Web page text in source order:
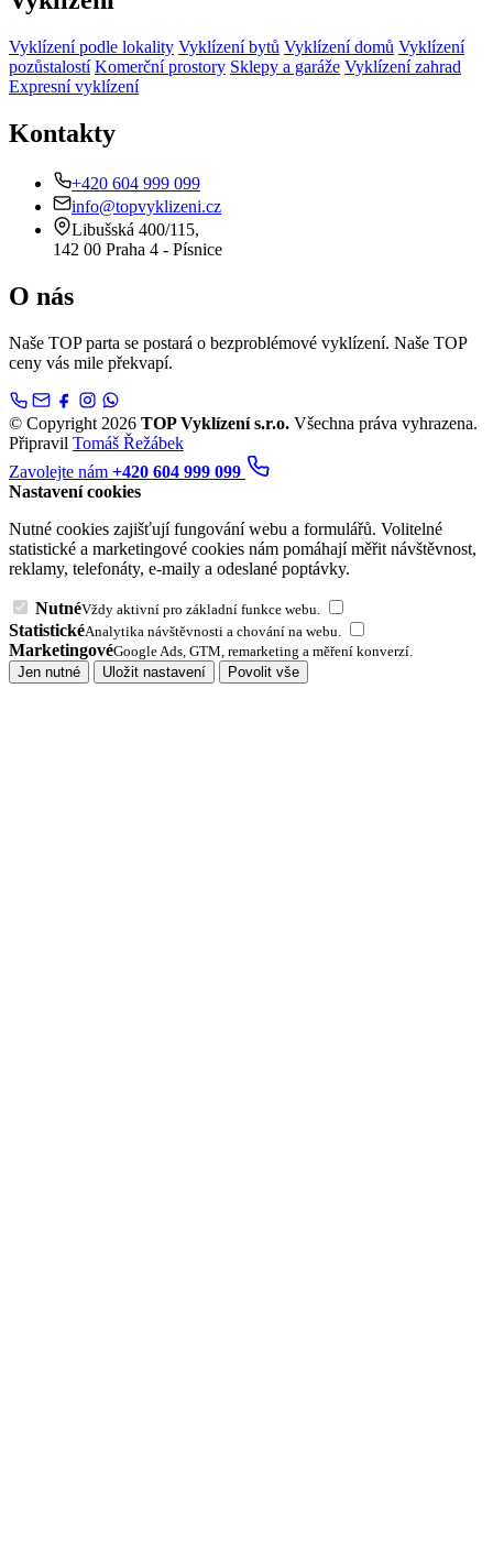
Vyklízení podle lokality Vyklízení bytů Vyklízení domů Vyklízení
pozůstalostí Komerční prostory Sklepy a garáže Vyklízení zahrad
Expresní vyklízení
Kontakty
+420 604 999 099
info@topvyklizeni.cz
Libušská 400/115,
142 00 Praha 4 - Písnice
O nás
Naše TOP parta se postará o bezproblémové vyklízení. Naše TOP
ceny vás mile překvapí.
© Copyright 2026 TOP Vyklízení s.r.o. Všechna práva vyhrazena.
Připravil Tomáš Řežábek
Zavolejte nám +420 604 999 099
Nastavení cookies
Nutné cookies zajišťují fungování webu a formulářů. Volitelné
statistické a marketingové cookies nám pomáhají měřit návštěvnost,
reklamy, telefonáty, e-maily a odeslané poptávky.
NutnéVždy aktivní pro základní funkce webu.
StatistickéAnalytika návštěvnosti a chování na webu.
MarketingovéGoogle Ads, GTM, remarketing a měření konverzí.
Jen nutné
Uložit nastavení Povolit vše